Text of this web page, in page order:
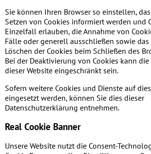
Sie können Ihren Browser so einstellen,
Setzen von Cookies informiert werden und
Einzelfall erlauben, die Annahme von
Fälle oder generell ausschließen sowie
Löschen der Cookies beim Schließen des
Bei der Deaktivierung von Cookies kann
dieser Website eingeschränkt sein.
Sofern weitere Cookies und Dienste auf
eingesetzt werden, können Sie dies dieser
Datenschutzerklärung entnehmen.
Real Cookie Banner
Unsere Website nutzt die Consent-